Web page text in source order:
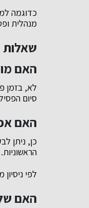
כדוגמה
מנהלית
שאלות
האם
לא, בזמן
סיום
האם
כן, ניתן
הראשוניות.
לפי
האם